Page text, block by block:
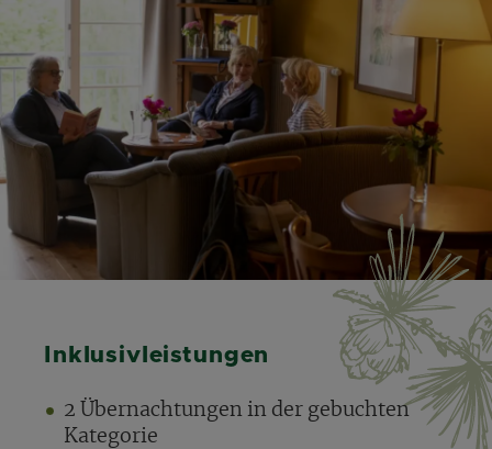
Inklusivleistungen
2 Übernachtungen in der gebuchten
Kategorie